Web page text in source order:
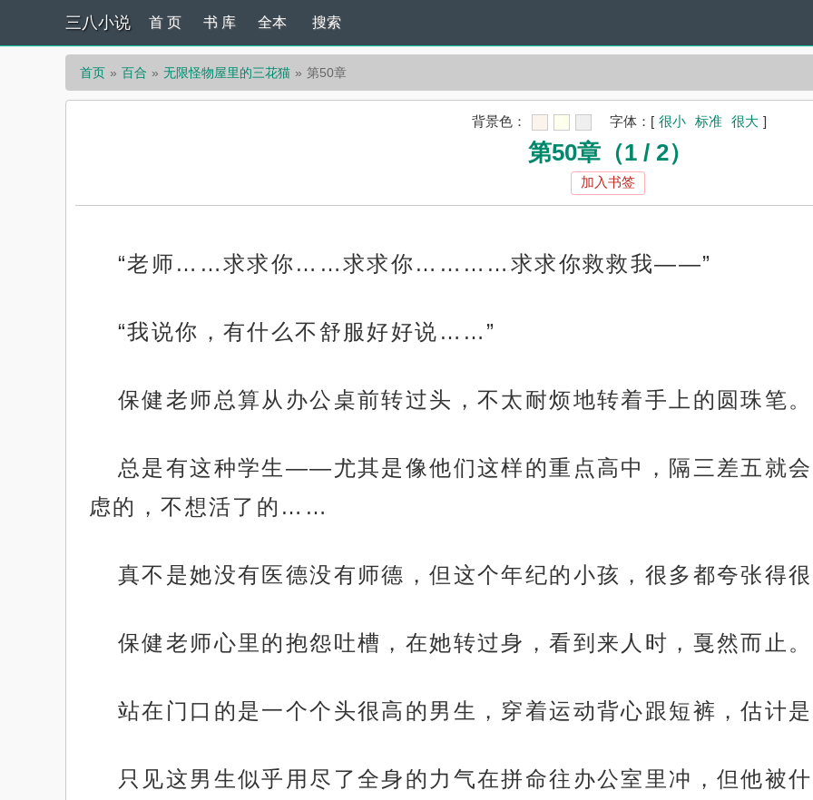
三八小说 首 页 书 库 全本 搜索
首页 百合 无限怪物屋里的三花猫 第50章
背景色： 字体： [ 很小 标准 很大 ]
第50章（1 / 2）
加入书签
“老师……求求你……求求你…………求求你救救我——”
“我说你，有什么不舒服好好说……”
保健老师总算从办公桌前转过头，不太耐烦地转着手上的圆珠笔。
总是有这种学生——尤其是像他们这样的重点高中，隔三差五就
虑的，不想活了的……
真不是她没有医德没有师德，但这个年纪的小孩，很多都夸张得
保健老师心里的抱怨吐槽，在她转过身，看到来人时，戛然而止。
站在门口的是一个个头很高的男生，穿着运动背心跟短裤，估计是
只见这男生似乎用尽了全身的力气在拼命往办公室里冲，但他被